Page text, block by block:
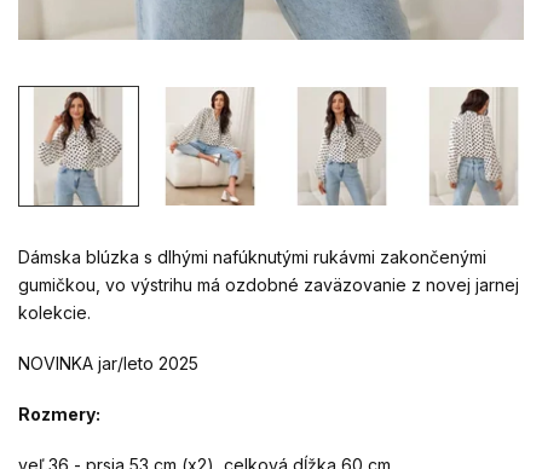
Dámska blúzka s dlhými nafúknutými rukávmi zakončenými
gumičkou, vo výstrihu má ozdobné zaväzovanie z novej jarnej
kolekcie.
NOVINKA jar/leto 2025
Rozmery: